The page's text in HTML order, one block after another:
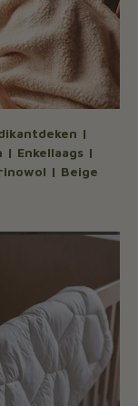
|
| Enkellaags |
| Beige